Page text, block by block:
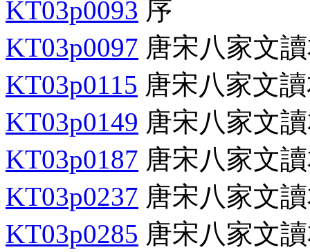
KT03p0093 序
KT03p0097 唐宋八家文
KT03p0115 唐宋八家文
KT03p0149 唐宋八家文
KT03p0187 唐宋八家文
KT03p0237 唐宋八家文
KT03p0285 唐宋八家文